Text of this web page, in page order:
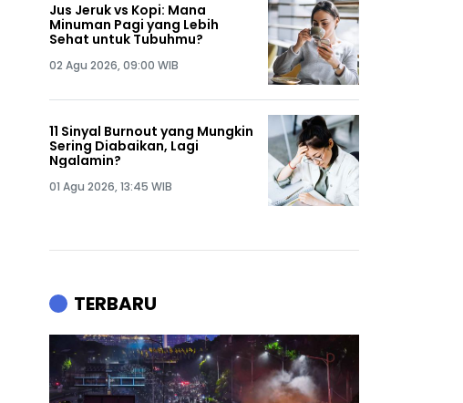
Jus Jeruk vs Kopi: Mana
Minuman Pagi yang Lebih
Sehat untuk Tubuhmu?
02 Agu 2026, 09:00 WIB
11 Sinyal Burnout yang Mungkin
Sering Diabaikan, Lagi
Ngalamin?
01 Agu 2026, 13:45 WIB
TERBARU